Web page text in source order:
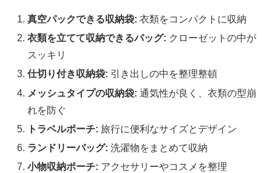
真空パックできる収納袋: 衣類をコンパクトに収納
衣類を立てて収納できるバッグ: クローゼットの中が
スッキリ
仕切り付き収納袋: 引き出しの中を整理整頓
メッシュタイプの収納袋: 通気性が良く、衣類の型崩
れを防ぐ
トラベルポーチ: 旅行に便利なサイズとデザイン
ランドリーバッグ: 洗濯物をまとめて収納
小物収納ポーチ: アクセサリーやコスメを整理